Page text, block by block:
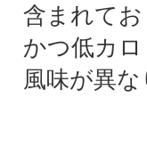
含まれて
かつ低カ
風味が異